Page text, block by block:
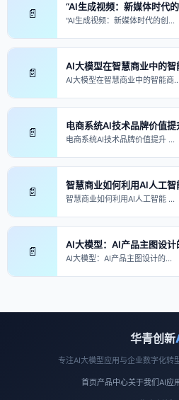
📄 “AI生成视频：新媒体时代
"AI生成视频：新媒体时代的创…
📄 AI大模型在智慧商业中的
AI大模型在智慧商业中的智能商…
📄 电商系统AI技术品牌价值提
电商系统AI技术品牌价值提升 …
📄 智慧商业如何利用AI人工智
智慧商业如何利用AI人工智能 …
📄 AI大模型：AI产品主图设计
AI大模型：AI产品主图设计的…
华青创新
专注AI大模型应用与企业数字化转
首页产品中心关于我们 AI应